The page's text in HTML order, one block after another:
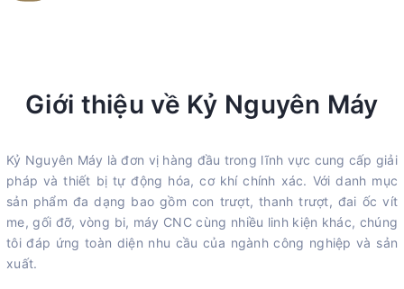
Giới thiệu về Kỷ Nguyên Máy
Kỷ Nguyên Máy là đơn vị hàng đầu trong lĩnh vực cung cấp giải
pháp và thiết bị tự động hóa, cơ khí chính xác. Với danh mục
sản phẩm đa dạng bao gồm con trượt, thanh trượt, đai ốc vít
me, gối đỡ, vòng bi, máy CNC cùng nhiều linh kiện khác, chúng
tôi đáp ứng toàn diện nhu cầu của ngành công nghiệp và sản
xuất.